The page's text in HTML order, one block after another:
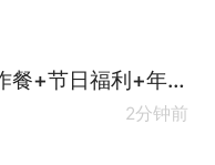
团餐食堂厨师长（五险+工作餐+节日福利+年终奖）
2分钟前